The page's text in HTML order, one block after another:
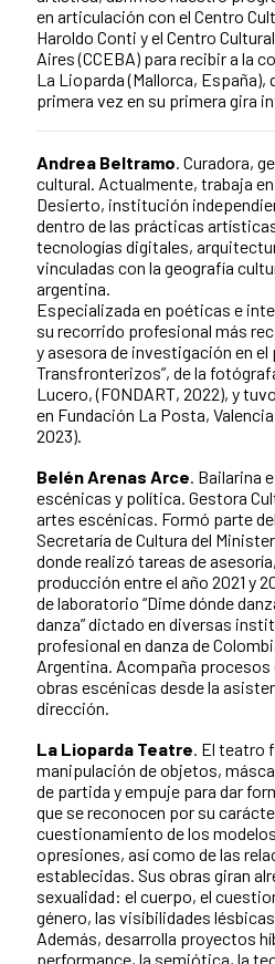
en articulación con el Centro
Haroldo Conti y el Centro
Aires (CCEBA) para recibir a la
La Lioparda (Mallorca,
primera vez en su primera gira
Andrea Beltramo . Curadora,
cultural. Actualmente, trabaja en
Desierto, institución
dentro de las prácticas
tecnologías digitales,
vinculadas con la geografía
argentina.
Especializada en poéticas e
su recorrido profesional más
y asesora de investigación en el
Transfronterizos”, de la
Lucero, (FONDART, 2022), y
en Fundación La Posta,
2023).
Belén Arenas Arce . Bailarina
escénicas y política. Gestora
artes escénicas. Formó parte
Secretaría de Cultura del
donde realizó tareas de
producción entre el año 2021 y
de laboratorio “Dime dónde
danza” dictado en diversas
profesional en danza de
Argentina. Acompaña
obras escénicas desde la
dirección.
La Lioparda Teatre . El teatro
manipulación de objetos,
de partida y empuje para dar
que se reconocen por su
cuestionamiento de los
opresiones, así como de las
establecidas. Sus obras giran
sexualidad: el cuerpo, el
género, las visibilidades
Además, desarrolla proyectos
performance, la semiótica, la